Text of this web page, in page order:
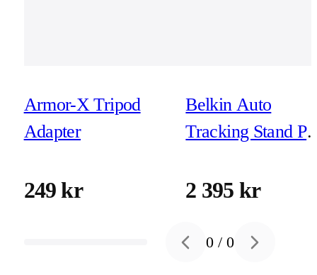
Armor-X Tripod
Adapter
249 kr
Belkin Auto
Tracking Stand
2 395 kr
Previous slide
0 /0 Next slide